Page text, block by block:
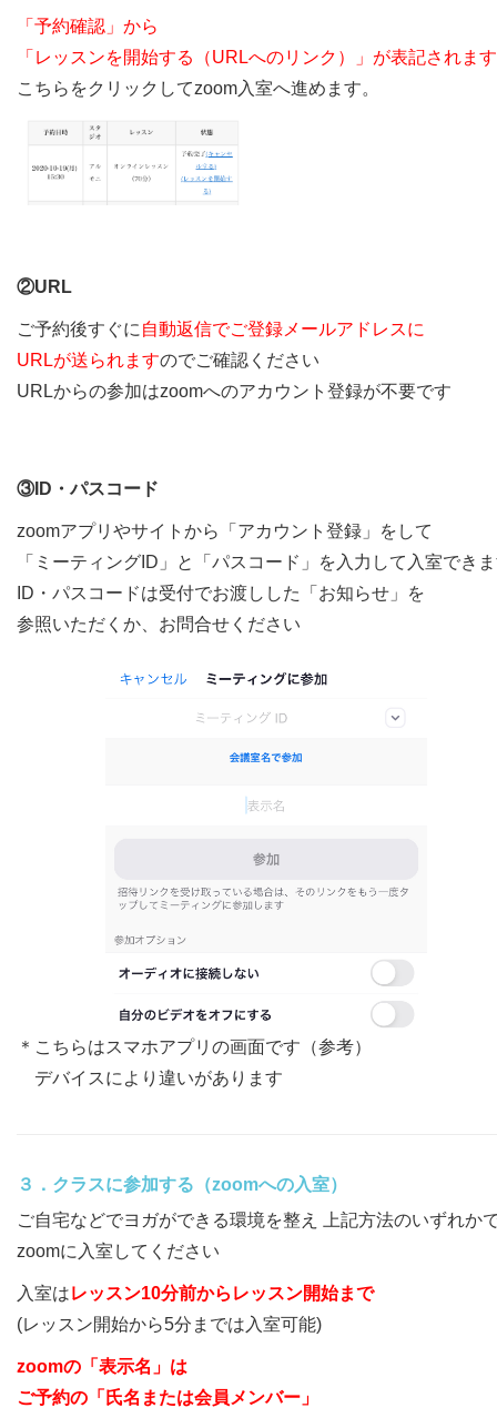
「予約確認」から
「レッスンを開始する（URLへのリンク）」が表記されます
こちらをクリックしてzoom入室へ進めます。
②URL
ご予約後すぐに 自動返信でご登録メールアドレスに
URLが送られますのでご確認ください
URLからの参加はzoomへのアカウント登録が不要です
③ID・パスコード
zoomアプリやサイトから「アカウント登録」をして
「ミーティングID」と「パスコード」を入力して入室でき
ID・パスコードは受付でお渡しした「お知らせ」を
参照いただくか、お問合せください
＊こちらはスマホアプリの画面です（参考）
デバイスにより違いがあります
３．クラスに参加する（zoomへの入室）
ご自宅などでヨガができる環境を整え 上記方法のいずれか
zoomに入室してください
入室はレッスン10分前からレッスン開始まで
(レッスン開始から5分までは入室可能)
zoomの「表示名」は
ご予約の「氏名または会員メンバー」